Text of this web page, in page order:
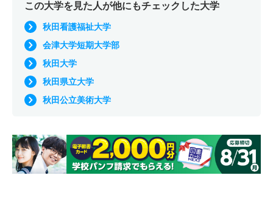
この大学を見た人が他にもチェックした大学
秋田看護福祉大学
会津大学短期大学部
秋田大学
秋田県立大学
秋田公立美術大学